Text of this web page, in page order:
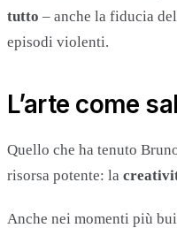
tutto – anche la fiducia
episodi violenti.
L’arte come
Quello che ha tenuto
risorsa potente: la
Anche nei momenti più